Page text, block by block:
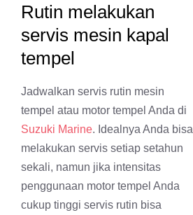
Rutin melakukan
servis mesin kapal
tempel
Jadwalkan servis rutin mesin
tempel atau motor tempel Anda di
Suzuki Marine. Idealnya Anda bisa
melakukan servis setiap setahun
sekali, namun jika intensitas
penggunaan motor tempel Anda
cukup tinggi servis rutin bisa